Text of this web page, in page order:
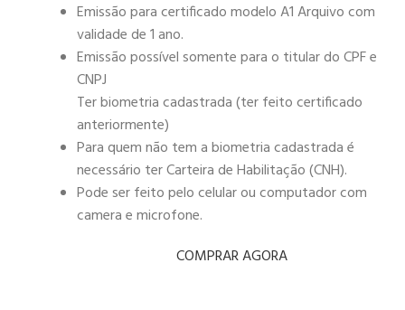
Emissão para certificado modelo A1 Arquivo com
validade de 1 ano.
Emissão possível somente para o titular do CPF e
CNPJ
Ter biometria cadastrada (ter feito certificado
anteriormente)
Para quem não tem a biometria cadastrada é
necessário ter Carteira de Habilitação (CNH).
Pode ser feito pelo celular ou computador com
camera e microfone.
COMPRAR AGORA